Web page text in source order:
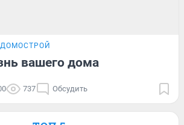
ДОМОСТРОЙ
вашего дома
737 Обсудить